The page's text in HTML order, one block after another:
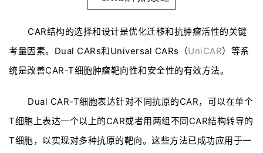
CAR结构的选择和设计是优化迁移和抗肿瘤活性的关键
考量因素。Dual CARs和Universal CARs（UniCAR）等系
统是改善CAR-T细胞肿瘤靶向性和安全性的有效方法。
Dual CAR-T细胞表达针对不同抗原的CAR，可以在单个
T细胞上表达一个以上的CAR或者用两组不同CAR结构转导的
T细胞，以实现对多种抗原的靶向。这些方法已成功应用于一